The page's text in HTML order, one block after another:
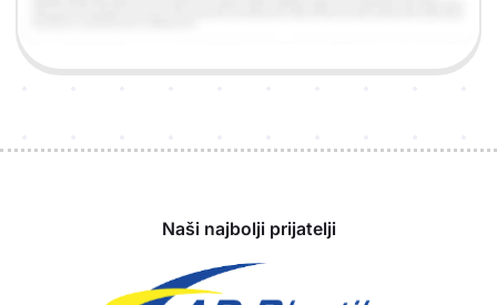
Naši najbolji prijatelji